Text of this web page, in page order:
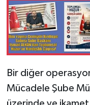
Bir diğer
Mücadele Şube